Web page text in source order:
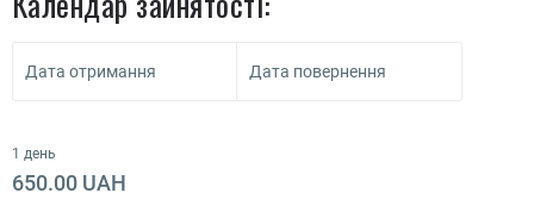
Дата отримання Дата повернення
1 день
650.00 UAH